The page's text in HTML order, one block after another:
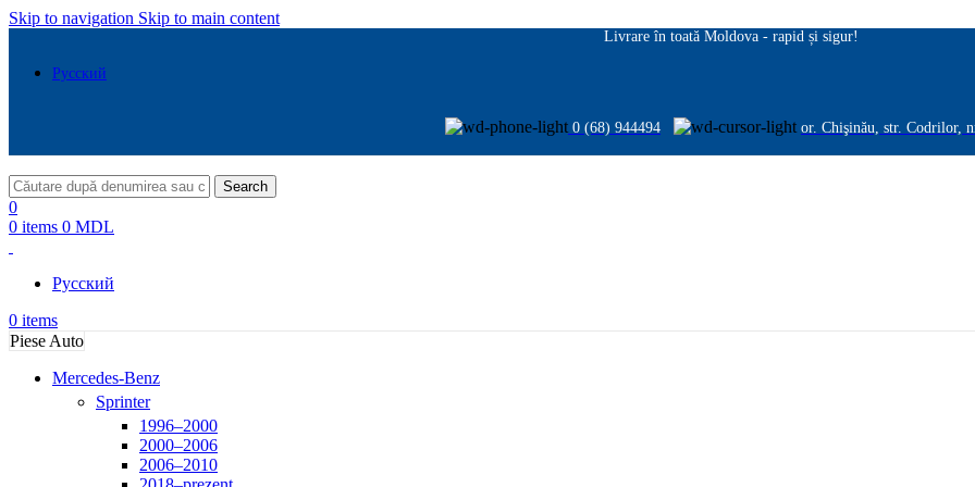
Skip to navigation Skip to main content
Livrare în toată Moldova - rapid și sigur!
Русский
0 (68) 944494 or. Chişinău, str. Codrilor,
Search
0
0 items 0 MDL
Русский
0 items
Piese Auto
Mercedes-Benz
Sprinter
1996–2000
2000–2006
2006–2010